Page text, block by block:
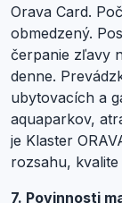
Orava Card.
obmedzený.
čerpanie zľavy
denne.
ubytovacích a
aquaparkov,
je Klaster
rozsahu,
7. Povinnosti